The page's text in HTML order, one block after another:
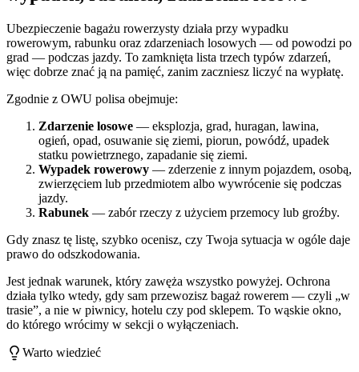
Ubezpieczenie bagażu rowerzysty działa przy wypadku
rowerowym, rabunku oraz zdarzeniach losowych — od powodzi po
grad — podczas jazdy. To zamknięta lista trzech typów zdarzeń,
więc dobrze znać ją na pamięć, zanim zaczniesz liczyć na wypłatę.
Zgodnie z OWU polisa obejmuje:
Zdarzenie losowe — eksplozja, grad, huragan, lawina,
ogień, opad, osuwanie się ziemi, piorun, powódź, upadek
statku powietrznego, zapadanie się ziemi.
Wypadek rowerowy — zderzenie z innym pojazdem, osobą,
zwierzęciem lub przedmiotem albo wywrócenie się podczas
jazdy.
Rabunek — zabór rzeczy z użyciem przemocy lub groźby.
Gdy znasz tę listę, szybko ocenisz, czy Twoja sytuacja w ogóle daje
prawo do odszkodowania.
Jest jednak warunek, który zawęża wszystko powyżej. Ochrona
działa tylko wtedy, gdy sam przewozisz bagaż rowerem — czyli „w
trasie”, a nie w piwnicy, hotelu czy pod sklepem. To wąskie okno,
do którego wrócimy w sekcji o wyłączeniach.
Warto wiedzieć